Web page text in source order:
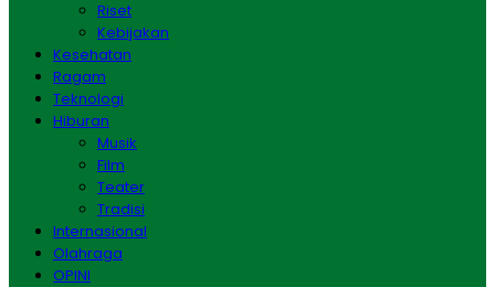
Riset
Kebijakan
Kesehatan
Ragam
Teknologi
Hiburan
Musik
Film
Teater
Tradisi
Internasional
Olahraga
OPINI